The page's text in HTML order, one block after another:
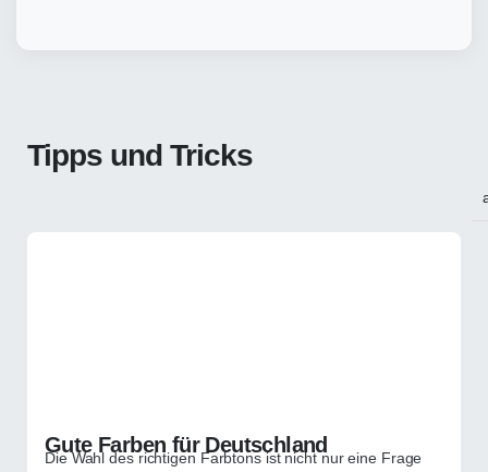
Tipps und Tricks
Gute Farben für Deutschland
Die Wahl des richtigen Farbtons ist nicht nur eine Frage